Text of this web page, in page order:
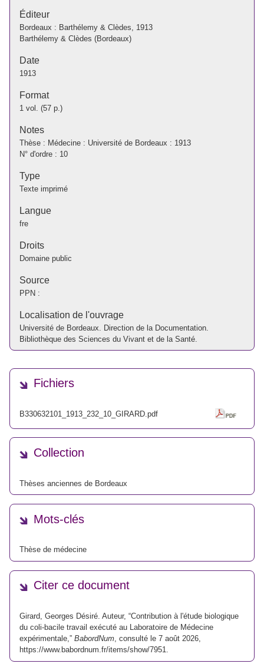
Éditeur
Bordeaux : Barthélemy & Clèdes, 1913
Barthélemy & Clèdes (Bordeaux)
Date
1913
Format
1 vol. (57 p.)
Notes
Thèse : Médecine : Université de Bordeaux : 1913
N° d'ordre : 10
Type
Texte imprimé
Langue
fre
Droits
Domaine public
Source
PPN :
Localisation de l'ouvrage
Université de Bordeaux. Direction de la Documentation.
Bibliothèque des Sciences du Vivant et de la Santé.
Fichiers
B330632101_1913_232_10_GIRARD.pdf
Collection
Thèses anciennes de Bordeaux
Mots-clés
Thèse de médecine
Citer ce document
Girard, Georges Désiré. Auteur, “Contribution à l'étude biologique
du coli-bacile travail exécuté au Laboratoire de Médecine
expérimentale,” BabordNum , consulté le 7 août 2026,
https://www.babordnum.fr/items/show/7951